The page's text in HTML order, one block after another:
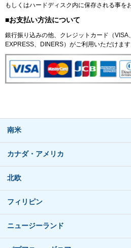
もしくはハードディスク内に保存される事を
■お支払い方法について
銀行振り込みの他、クレジットカード（
EXPRESS、DINERS）がご利用いただけます
南米
カナダ・アメリカ
北欧
フィリピン
ニュージーランド